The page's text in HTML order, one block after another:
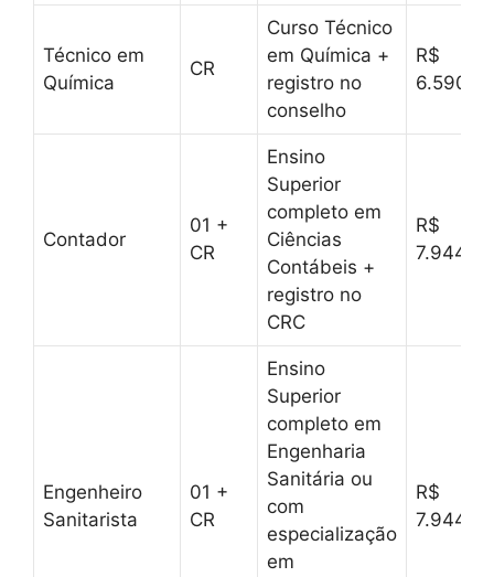
Técnico em
Química
CR
Curso Técnico
em Química +
registro no
conselho
R$
Contador
01 +
CR
Ensino
Superior
completo em
Ciências
Contábeis +
registro no
CRC
R$
7.944,94
Engenheiro
Sanitarista
01 +
CR
Ensino
Superior
completo em
Engenharia
Sanitária ou
com
especialização
em
R$
7.944,94